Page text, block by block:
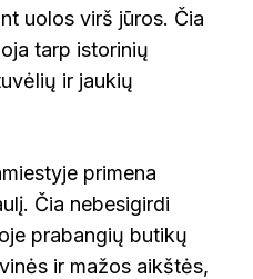
uolos virš jūros. Čia
tarp istorinių
ir jaukių
primena
Čia nebesigirdi
prabangių butikų
ir mažos aikštės,